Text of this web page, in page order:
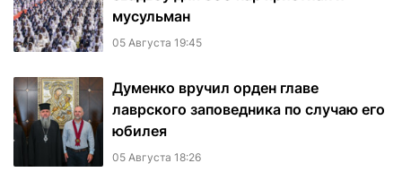
мусульман
05 Августа 19:45
Думенко вручил орден главе
лаврского заповедника по случаю его
юбилея
05 Августа 18:26